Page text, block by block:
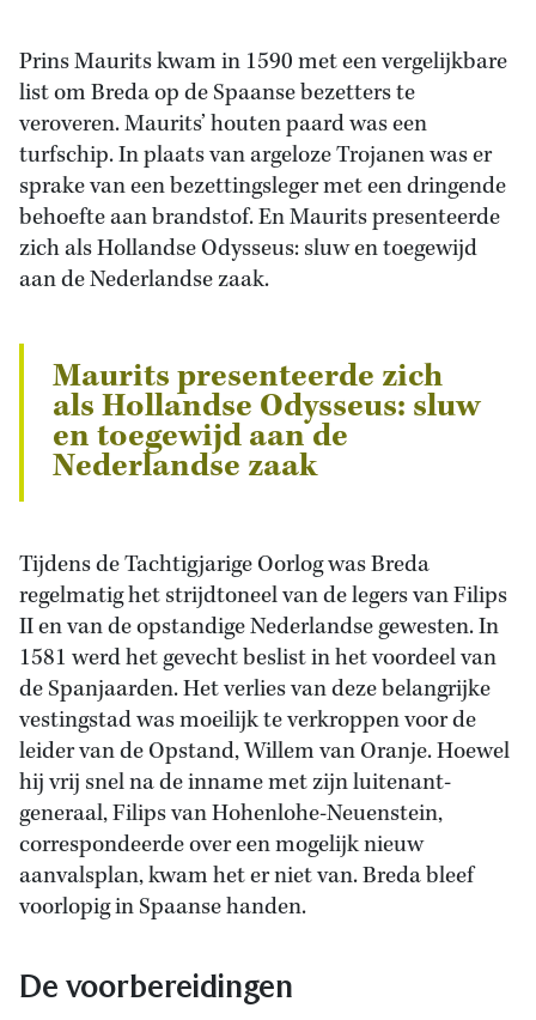
Prins Maurits kwam in 1590 met een vergelijkbare
list om Breda op de Spaanse bezetters te
veroveren. Maurits’ houten paard was een
turfschip. In plaats van argeloze Trojanen was er
sprake van een bezettingsleger met een dringende
behoefte aan brandstof. En Maurits presenteerde
zich als Hollandse Odysseus: sluw en toegewijd
aan de Nederlandse zaak.
Maurits presenteerde zich
als Hollandse Odysseus: sluw
en toegewijd aan de
Nederlandse zaak
Tijdens de Tachtigjarige Oorlog was Breda
regelmatig het strijdtoneel van de legers van Filips
II en van de opstandige Nederlandse gewesten. In
1581 werd het gevecht beslist in het voordeel van
de Spanjaarden. Het verlies van deze belangrijke
vestingstad was moeilijk te verkroppen voor de
leider van de Opstand, Willem van Oranje. Hoewel
hij vrij snel na de inname met zijn luitenant-
generaal, Filips van Hohenlohe-Neuenstein,
correspondeerde over een mogelijk nieuw
aanvalsplan, kwam het er niet van. Breda bleef
voorlopig in Spaanse handen.
De voorbereidingen